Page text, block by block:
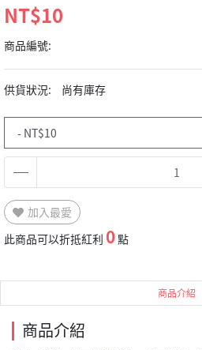
NT$10
商品編號:
供貨狀況: 尚有庫存
加入最愛
此商品可以折抵紅利 0點
商品介紹
商品介紹